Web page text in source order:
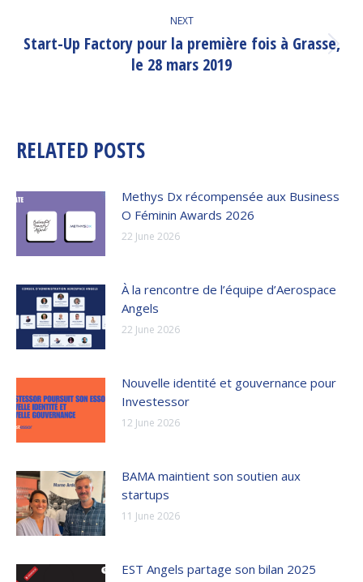
NEXT
Next
post:
Start-Up Factory pour la première fois à Grasse,
le 28 mars 2019
RELATED POSTS
Methys Dx récompensée aux Business
O Féminin Awards 2026
22 June 2026
À la rencontre de l’équipe d’Aerospace
Angels
22 June 2026
Nouvelle identité et gouvernance pour
Investessor
12 June 2026
BAMA maintient son soutien aux
startups
11 June 2026
EST Angels partage son bilan 2025